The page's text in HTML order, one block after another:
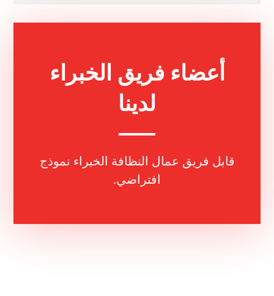
أعضاء فريق الخبراء
لدينا
قابل فريق عمال النظافة الخبراء نموذج
افتراضي.